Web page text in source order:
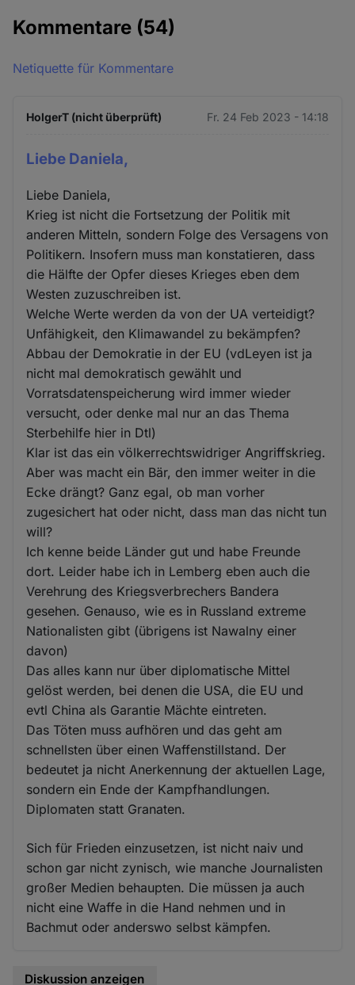
Kommentare (54)
Netiquette für Kommentare
HolgerT (nicht überprüft) Fr. 24 Feb 2023 - 14:18
Liebe Daniela,
Liebe Daniela,
Krieg ist nicht die Fortsetzung der Politik mit
anderen Mitteln, sondern Folge des Versagens von
Politikern. Insofern muss man konstatieren, dass
die Hälfte der Opfer dieses Krieges eben dem
Westen zuzuschreiben ist.
Welche Werte werden da von der UA verteidigt?
Unfähigkeit, den Klimawandel zu bekämpfen?
Abbau der Demokratie in der EU (vdLeyen ist ja
nicht mal demokratisch gewählt und
Vorratsdatenspeicherung wird immer wieder
versucht, oder denke mal nur an das Thema
Sterbehilfe hier in Dtl)
Klar ist das ein völkerrechtswidriger Angriffskrieg.
Aber was macht ein Bär, den immer weiter in die
Ecke drängt? Ganz egal, ob man vorher
zugesichert hat oder nicht, dass man das nicht tun
will?
Ich kenne beide Länder gut und habe Freunde
dort. Leider habe ich in Lemberg eben auch die
Verehrung des Kriegsverbrechers Bandera
gesehen. Genauso, wie es in Russland extreme
Nationalisten gibt (übrigens ist Nawalny einer
davon)
Das alles kann nur über diplomatische Mittel
gelöst werden, bei denen die USA, die EU und
evtl China als Garantie Mächte eintreten.
Das Töten muss aufhören und das geht am
schnellsten über einen Waffenstillstand. Der
bedeutet ja nicht Anerkennung der aktuellen Lage,
sondern ein Ende der Kampfhandlungen.
Diplomaten statt Granaten.
Sich für Frieden einzusetzen, ist nicht naiv und
schon gar nicht zynisch, wie manche Journalisten
großer Medien behaupten. Die müssen ja auch
nicht eine Waffe in die Hand nehmen und in
Bachmut oder anderswo selbst kämpfen.
Diskussion anzeigen